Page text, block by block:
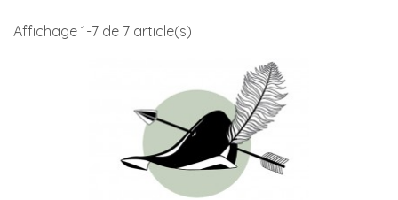
Affichage 1-7 de 7 article(s)